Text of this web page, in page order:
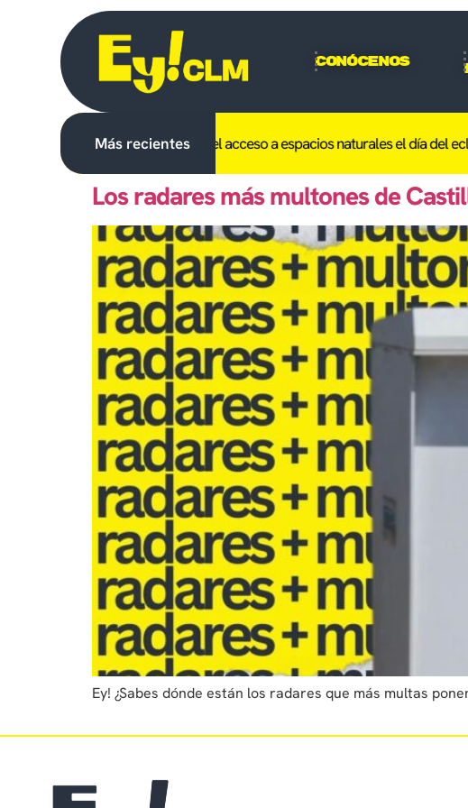
Conócenos
Más recientes
en C-LM el uso del fuego y el acceso a espacios naturales el día del
Los radares más multones de
Ey! ¿Sabes dónde están los radares que más multas